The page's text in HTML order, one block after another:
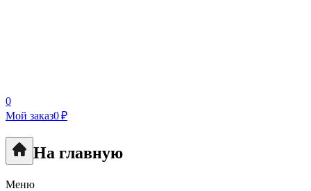
0
Мой заказ0 ₽
На главную
Меню